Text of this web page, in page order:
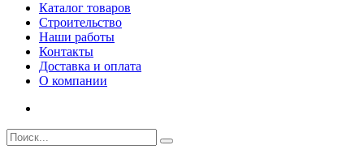
Каталог товаров
Строительство
Наши работы
Контакты
Доставка и оплата
О компании